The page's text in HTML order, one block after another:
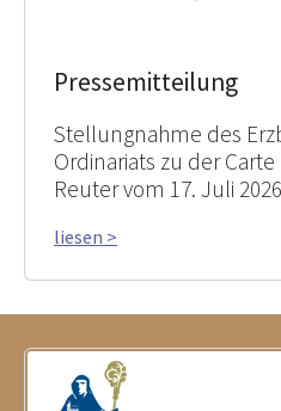
Pressemitteilung
Stellungnahme des
Ordinariats zu der
Reuter vom 17. Juli
liesen >